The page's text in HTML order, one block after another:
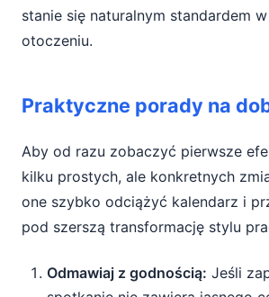
stanie się naturalnym standardem
otoczeniu.
Praktyczne porady na
Aby od razu zobaczyć pierwsze
kilku prostych, ale konkretnych
one szybko odciążyć kalendarz i
pod szerszą transformację stylu
Odmawiaj z godnością: Jeśli